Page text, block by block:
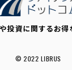
投資に関するお得
© 2022 LIBRUS